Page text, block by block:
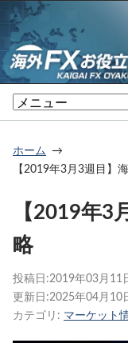
ホーム
【2019年3月3週目】
【2019年3
略
投稿日:2019年03月11
更新日:2025年04月10
カテゴリ: マーケット